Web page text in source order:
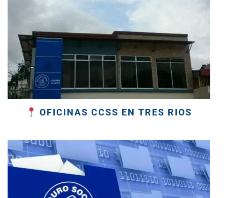
OFICINAS CCSS EN TRES RIOS